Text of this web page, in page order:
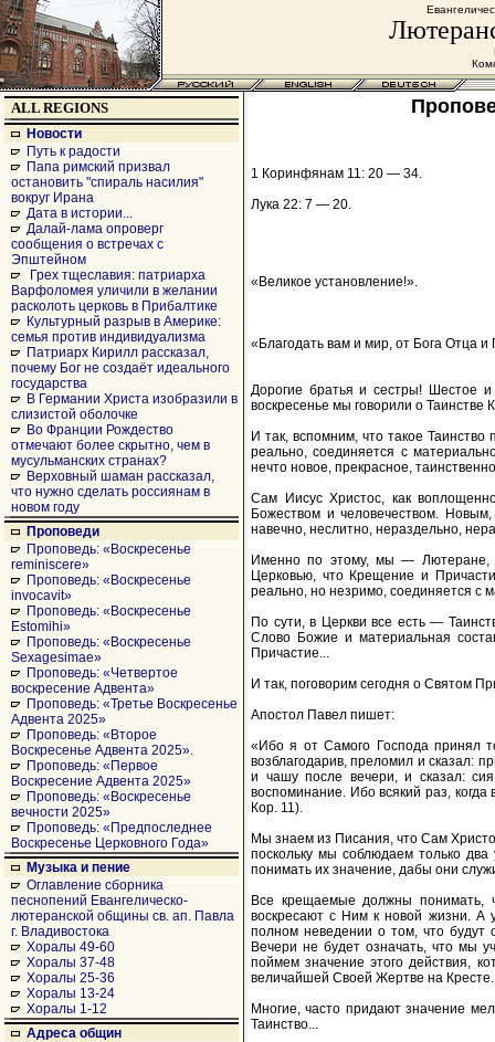
ALL REGIONS
Новости
Путь к радости
Папа римский призвал
остановить "спираль насилия"
вокруг Ирана
Дата в истории...
Далай-лама опроверг
сообщения о встречах с
Эпштейном
Грех тщеславия: патриарха
Варфоломея уличили в желании
расколоть церковь в Прибалтике
Культурный разрыв в Америке:
семья против индивидуализма
Патриарх Кирилл рассказал,
почему Бог не создаёт идеального
государства
В Германии Христа изобразили в
слизистой оболочке
Во Франции Рождество
отмечают более скрытно, чем в
мусульманских странах?
Верховный шаман рассказал,
что нужно сделать россиянам в
новом году
Проповеди
Проповедь: «Воскресенье
reminiscere»
Проповедь: «Воскресенье
invocavit»
Проповедь: «Воскресенье
Estomihi»
Проповедь: «Воскресенье
Sexagesimae»
Проповедь: «Четвертое
воскресение Адвента»
Проповедь: «Третье Воскресенье
Адвента 2025»
Проповедь: «Второе
Воскресенье Адвента 2025».
Проповедь: «Первое
Воскресение Адвента 2025»
Проповедь: «Воскресенье
вечности 2025»
Проповедь: «Предпоследнее
Воскресенье Церковного Года»
Музыка и пение
Оглавление сборника
песнопений Евангелическо-
лютеранской общины св. ап. Павла
г. Владивостока
Хоралы 49-60
Хоралы 37-48
Хоралы 25-36
Хоралы 13-24
Хоралы 1-12
Адреса общин
1 Коринфянам 11: 20 — 34.
Лука 22: 7 — 20.
«Великое установление!».
«Благодать вам и мир, от Бога Отца
Дорогие братья и сестры! Шестое
воскресенье мы говорили о
И так, вспомним, что такое
реально, соединяется с
нечто новое, прекрасное,
Сам Иисус Христос, как
Божеством и человечеством.
навечно, неслитно, нераздельно,
Именно по этому, мы — Лютеране,
Церковью, что Крещение и
реально, но незримо, соединяется с
По сути, в Церкви все есть —
Слово Божие и материальная
Причастие...
И так, поговорим сегодня о Святом
Апостол Павел пишет:
«Ибо я от Самого Господа принял
возблагодарив, преломил и сказал:
и чашу после вечери, и сказал:
воспоминание. Ибо всякий раз,
Кор. 11).
Мы знаем из Писания, что Сам
поскольку мы соблюдаем только
понимать их значение, дабы они
Все крещаемые должны понимать,
воскресают с Ним к новой жизни. А
полном неведении о том, что
Вечери не будет означать, что мы
поймем значение этого действия,
величайшей Своей Жертве на
Многие, часто придают значение
Таинство...